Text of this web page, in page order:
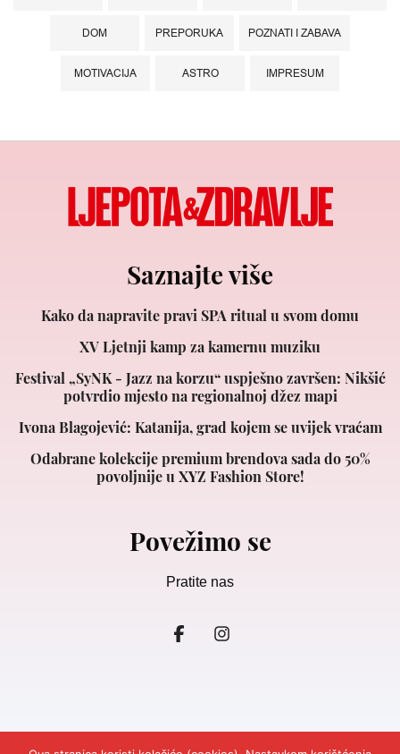
DOM PREPORUKA POZNATI I ZABAVA
MOTIVACIJA ASTRO IMPRESUM
Saznajte više
Kako da napravite pravi SPA ritual u svom domu
XV Ljetnji kamp za kamernu muziku
Festival „SyNK - Jazz na korzu“ uspješno završen: Nikšić
potvrdio mjesto na regionalnoj džez mapi
Ivona Blagojević: Katanija, grad kojem se uvijek vraćam
Odabrane kolekcije premium brendova sada do 50%
povoljnije u XYZ Fashion Store!
Povežimo se
Pratite nas